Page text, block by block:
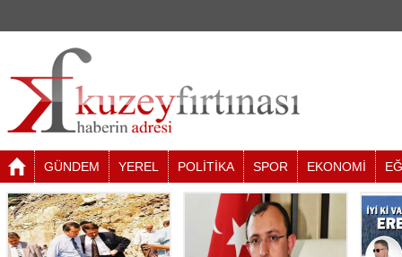
GÜNDEM YEREL POLİTİKA SPOR EKONOMİ